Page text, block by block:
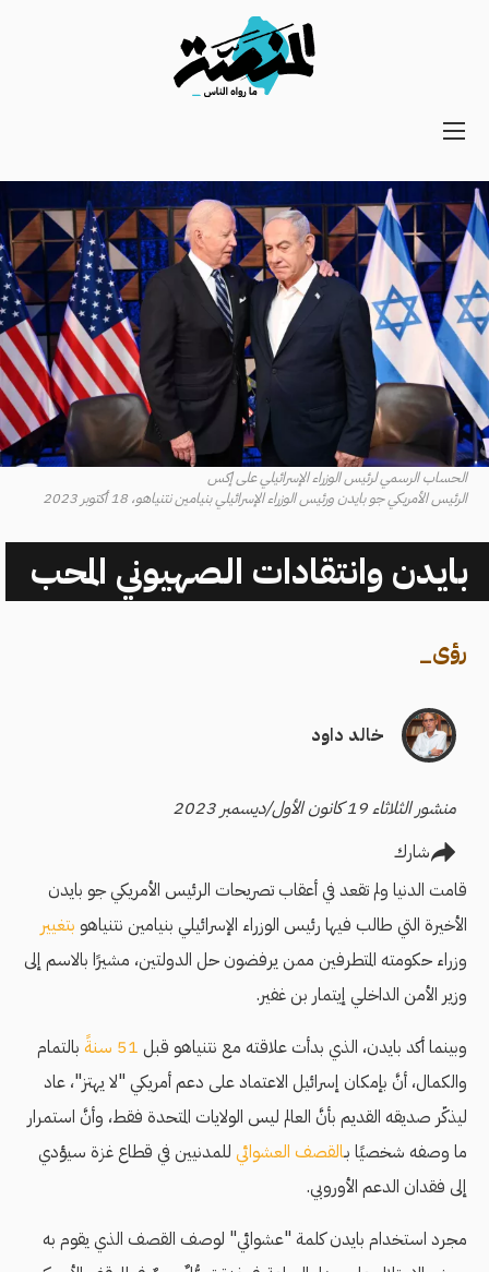
Main
Secondary
Navigation
الحساب الرسمي لرئيس الوزراء الإسرائيلي على إكس
الرئيس الأمريكي جو بايدن ورئيس الوزراء الإسرائيلي بنيامين نتنياهو، 18 أكتوبر 2023
بايدن وانتقادات الصهيوني المحب
رؤى_
خالد داود
منشور الثلاثاء 19 كانون الأول/ديسمبر 2023
شارك
قامت الدنيا ولم تقعد في أعقاب تصريحات الرئيس الأمريكي جو بايدن
الأخيرة التي طالب فيها رئيس الوزراء الإسرائيلي بنيامين نتنياهو بتغيير
وزراء حكومته المتطرفين ممن يرفضون حل الدولتين، مشيرًا بالاسم إلى
وزير الأمن الداخلي إيتمار بن غفير.
وبينما أكد بايدن، الذي بدأت علاقته مع نتنياهو قبل 51 سنةً
بالتمام
والكمال، أنَّ بإمكان إسرائيل الاعتماد على دعم أمريكي "لا يهتز"، عاد
ليذكّر صديقه القديم بأنَّ العالم ليس الولايات المتحدة فقط، وأنَّ استمرار
ما وصفه شخصيًا بـالقصف العشوائي للمدنيين في قطاع غزة سيؤدي
إلى فقدان الدعم الأوروبي.
مجرد استخدام بايدن كلمة "عشوائي" لوصف القصف الذي يقوم به